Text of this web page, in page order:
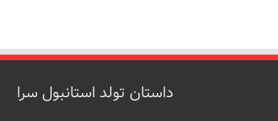
داستان تولد استانبول سرا